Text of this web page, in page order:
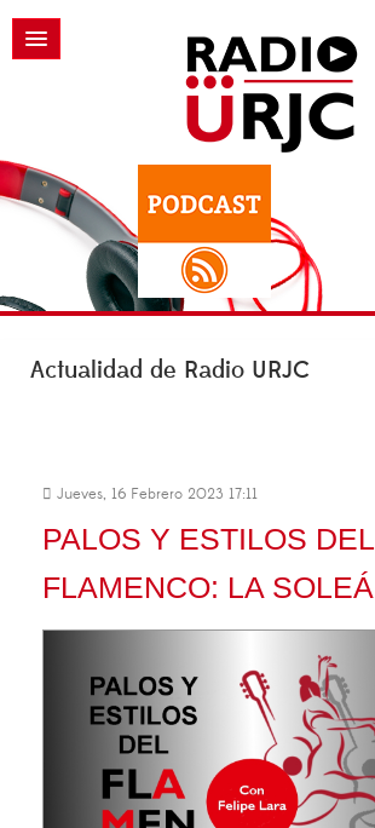
Actualidad de Radio URJC
Jueves, 16 Febrero 2023 17:11
PALOS Y ESTILOS DEL
FLAMENCO: LA SOLEÁ